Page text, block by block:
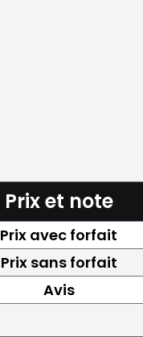
Prix et note
Prix avec forfait
Prix sans forfait
Avis